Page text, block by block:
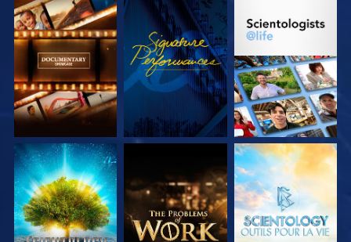
DÉCOUVRIR LES
SÉRIES
REGARDER
DÉCOUVRIR LES
DÉCOUVRIR LES
SÉRIES
DÉCOUVRIR LES
SÉRIES
DÉCOUVRIR LES
SÉRIES